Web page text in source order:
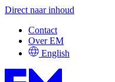
Direct naar inhoud
Contact
Over EM
English